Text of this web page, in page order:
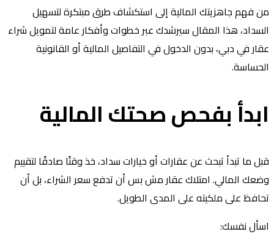
فهم جاهزيتك المالية إلى استكشاف طرق مبتكرة لتسهيل
هذا المقال سيرشدك عبر خطوات وأفكار عامة لتمويل شراء
في دبي، بدون الدخول في التفاصيل المالية أو القانونية
بفحص صحتك المالية
ما تبدأ تبحث عن عقارات أو خيارات سداد، خذ وقتًا صادقًا لتقييم
المالي. امتلاك عقار مش بس أن تدفع سعر الشراء، بل أن
على ملكيته على المدى الطويل.
نفسك: